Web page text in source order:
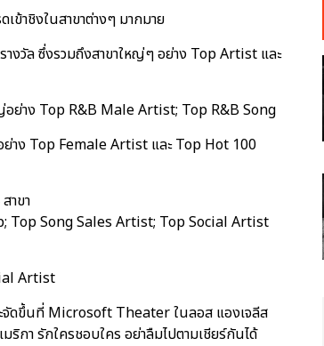
ข้าชิงในสาขาต่างๆ มากมาย
งวัล ซึ่งรวมถึงสาขาใหญ่ๆ อย่าง Top Artist และ
อย่าง Top R&B Male Artist; Top R&B Song
ย่าง Top Female Artist และ Top Hot 100
าขา
Top Song Sales Artist; Top Social Artist
Artist
จัดขึ้นที่ Microsoft Theater ในลอส แองเจลีส
กา รักใครชอบใคร อย่าลืมไปตามเชียร์กันได้